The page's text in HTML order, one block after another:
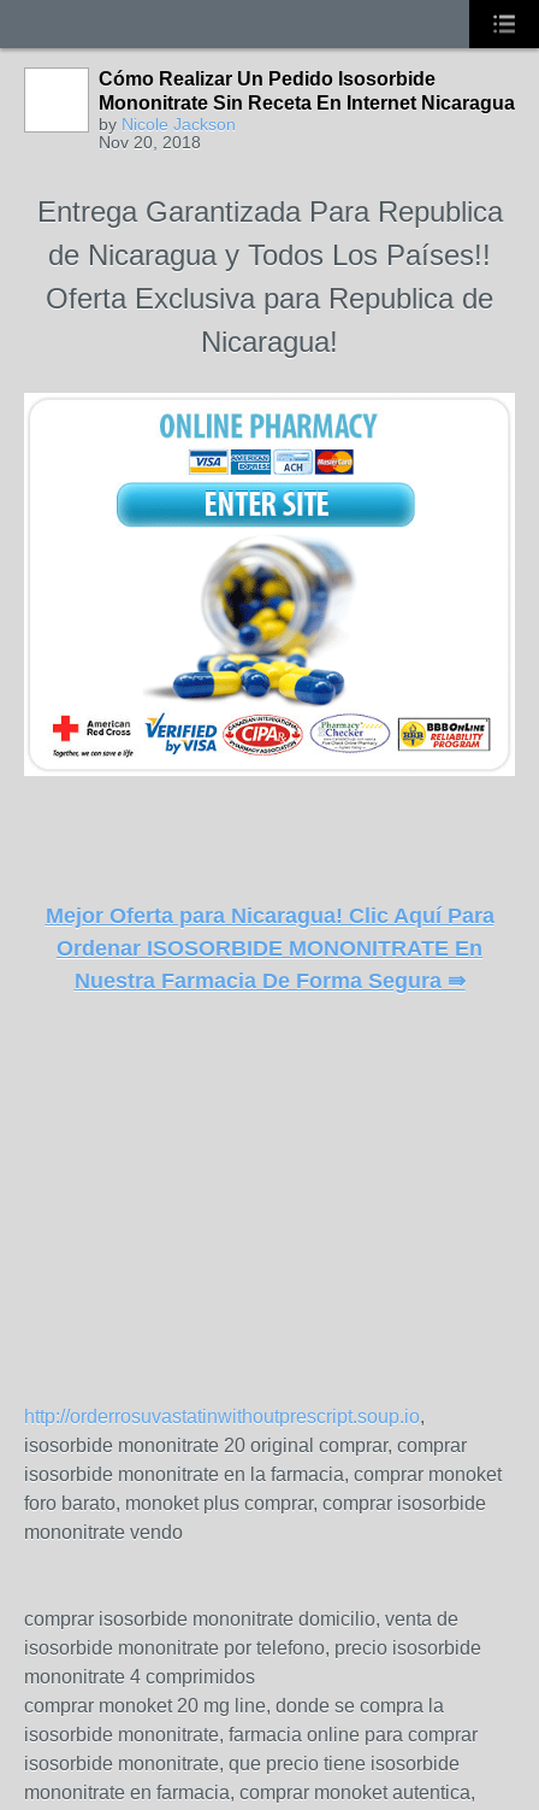
Cómo Realizar Un Pedido Isosorbide
Mononitrate Sin Receta En Internet Nicaragua
by Nicole Jackson
Nov 20, 2018
Entrega Garantizada Para Republica
de Nicaragua y Todos Los Países!!
Oferta Exclusiva para Republica de
Nicaragua!
Mejor Oferta para Nicaragua! Clic Aquí Para
Ordenar ISOSORBIDE MONONITRATE En
Nuestra Farmacia De Forma Segura ⇛
http://orderrosuvastatinwithoutprescript.soup.io,
isosorbide mononitrate 20 original comprar, comprar
isosorbide mononitrate en la farmacia, comprar monoket
foro barato, monoket plus comprar, comprar isosorbide
mononitrate vendo
comprar isosorbide mononitrate domicilio, venta de
isosorbide mononitrate por telefono, precio isosorbide
mononitrate 4 comprimidos
comprar monoket 20 mg line, donde se compra la
isosorbide mononitrate, farmacia online para comprar
isosorbide mononitrate, que precio tiene isosorbide
mononitrate en farmacia, comprar monoket autentica,